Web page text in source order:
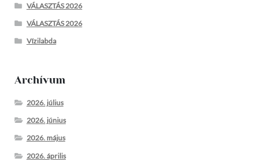
VÁLASZTÁS 2026
VÁLASZTÁS 2026
Vízilabda
Archívum
2026. július
2026. június
2026. május
2026. április